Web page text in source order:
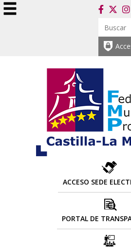
ACCESO SEDE
PORTAL DE